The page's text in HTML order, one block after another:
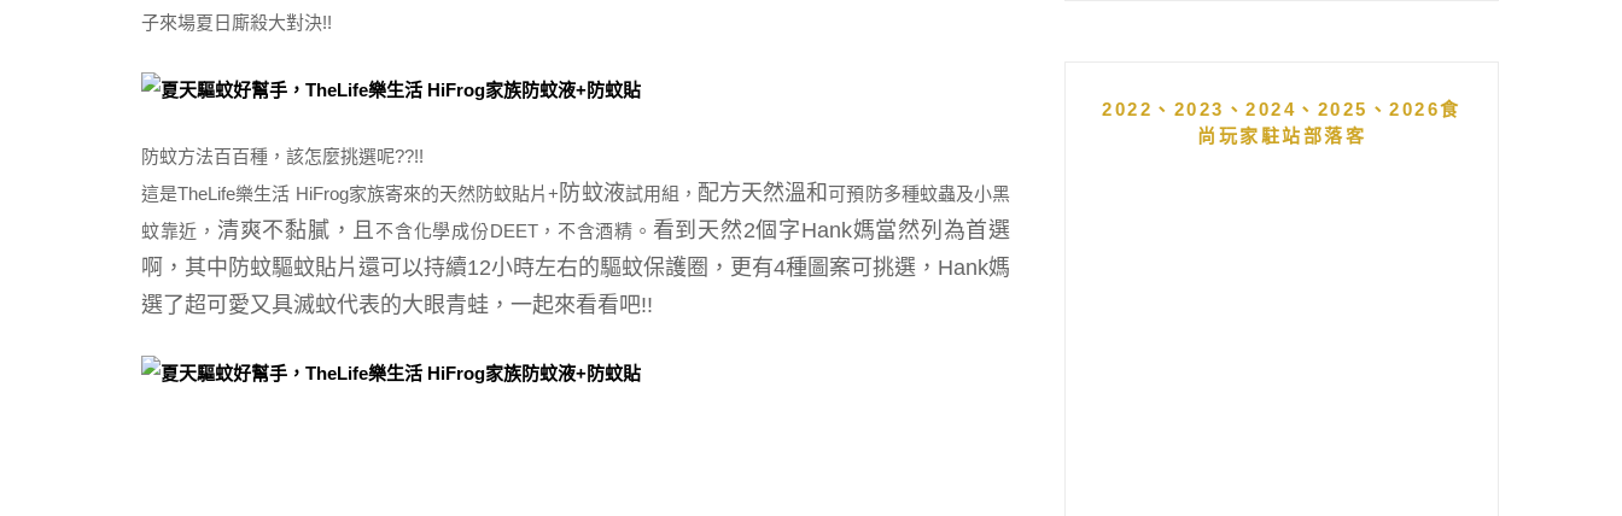
子來場夏日廝殺大對決!!
防蚊方法百百種，該怎麼挑選呢??!!
這是TheLife樂生活 HiFrog家族寄來的天然防蚊貼片+ 防蚊液試用組， 配方天然溫和可預防多種蚊蟲及小黑
蚊靠近， 清爽不黏膩，且不含化學成份DEET，不含酒精。 看到天然2個字Hank媽當然列為首選
啊， 其中 防蚊驅蚊貼片還可以持續12小時左右的驅蚊保護圈， 更有4種圖案可挑選，Hank媽
選了超可愛又具滅蚊代表的大眼青蛙， 一起來看看吧!!
2022、2023、2024、2025、2026食
尚玩家駐站部落客